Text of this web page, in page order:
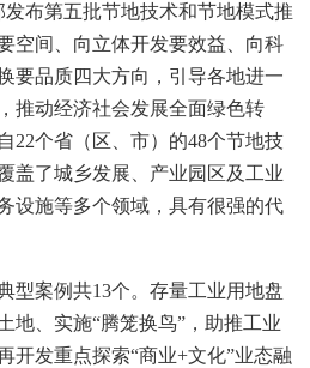
布第五批节地技术和节地模式推
空间、向立体开发要效益、向科
要品质四大方向，引导各地进一
推动经济社会发展全面绿色转
22个省（区、市）的48个节地技
盖了城乡发展、产业园区及工业
设施等多个领域，具有很强的代
案例共13个。存量工业用地盘
地、实施“腾笼换鸟”，助推工业
开发重点探索“商业+文化”业态融